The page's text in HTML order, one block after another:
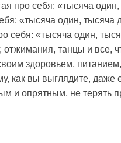
про себя: «тысяча
«тысяча один, тысяча
себя: «тысяча один,
танцы и все,
здоровьем,
как вы выглядите, даже
и опрятным, не терять